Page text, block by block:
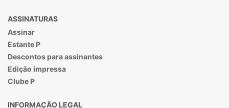
ASSINATURAS
Assinar
Estante P
Descontos para assinantes
Edição impressa
Clube P
INFORMAÇÃO LEGAL